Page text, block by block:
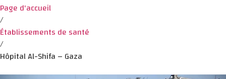
Page d'accueil
/
Établissements de santé
/
Hôpital Al-Shifa – Gaza